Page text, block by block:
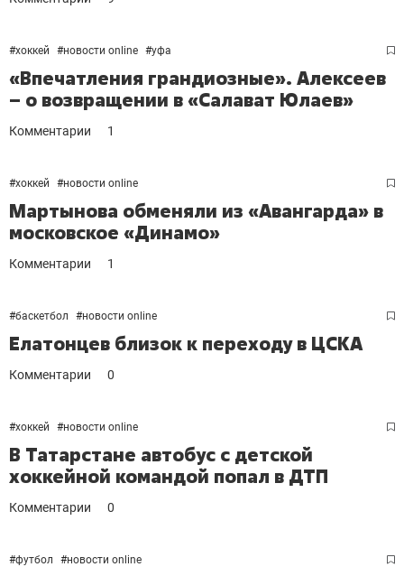
#хоккей #новости online #уфа
«Впечатления грандиозные». Алексеев
– о возвращении в «Салават Юлаев»
Комментарии 1
#хоккей #новости online
Мартынова обменяли из «Авангарда» в
московское «Динамо»
Комментарии 1
#баскетбол #новости online
Елатонцев близок к переходу в ЦСКА
Комментарии 0
#хоккей #новости online
В Татарстане автобус с детской
хоккейной командой попал в ДТП
Комментарии 0
#футбол #новости online